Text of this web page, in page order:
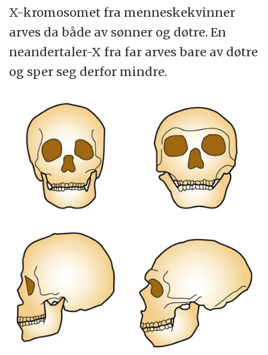
X-kromosomet fra menneskekvinner
arves da både av sønner og døtre. En
neandertaler-X fra far arves bare av døtre
og sper seg derfor mindre.